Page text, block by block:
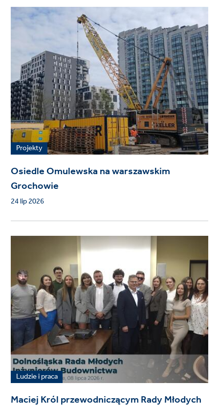
Projekty
Osiedle Omulewska na warszawskim
Grochowie
24 lip 2026
Ludzie i praca
Maciej Król przewodniczącym Rady Młodych